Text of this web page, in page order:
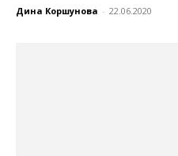
Дина Коршунова - 22.06.2020